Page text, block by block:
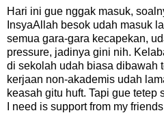
Hari ini gue nggak masuk,
InsyaAllah besok udah masuk
semua gara-gara kecapekan,
pressure, jadinya gini nih.
di sekolah udah biasa dibawah
kerjaan non-akademis udah
keasah gitu huft. Tapi gue tetep
I need is support from my